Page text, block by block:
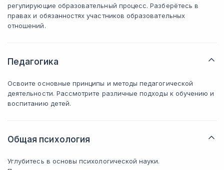
регулирующие образовательный процесс. Разберётесь в
правах и обязанностях участников образовательных
отношений.
Педагогика
Освоите основные принципы и методы педагогической
деятельности. Рассмотрите различные подходы к обучению и
воспитанию детей.
Общая психология
Углубитесь в основы психологической науки.